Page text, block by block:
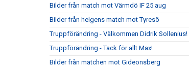
Bilder från match mot Värmdö IF 25 aug
Bilder från helgens match mot Tyresö
Truppförändring - Välkommen Didrik Sollenius!
Truppförändring - Tack för allt Max!
Bilder från matchen mot Gideonsberg